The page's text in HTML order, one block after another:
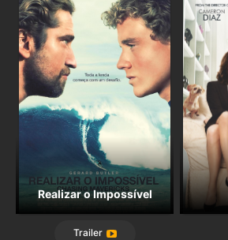
Realizar o Impossível
Trailer